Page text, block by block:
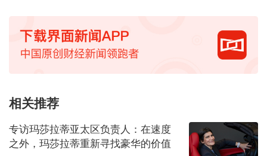
相关推荐
专访玛莎拉蒂亚太区负责人：在速度
之外，玛莎拉蒂重新寻找豪华的价值